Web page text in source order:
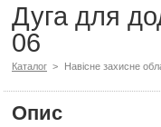
Дуга для
06
Каталог > Навісне захисне
Опис